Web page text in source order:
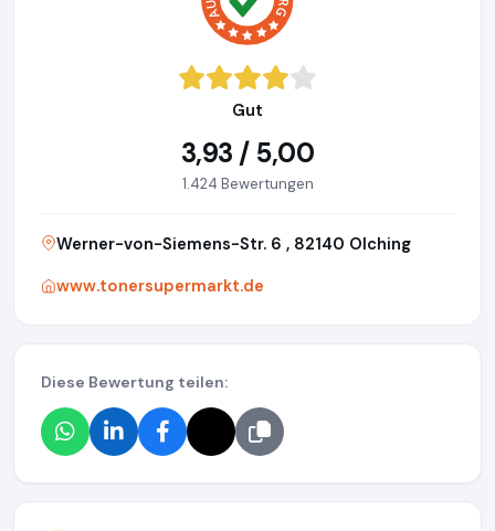
Gut
3,93 / 5,00
1.424 Bewertungen
Werner-von-Siemens-Str. 6 , 82140 Olching
www.tonersupermarkt.de
Diese Bewertung teilen: